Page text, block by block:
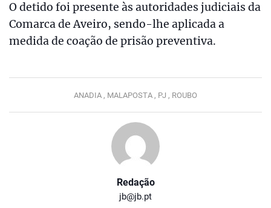
Redação
jb@jb.pt
O detido foi presente às autoridades judiciais da
Comarca de Aveiro, sendo-lhe aplicada a
medida de coação de prisão preventiva.
ANADIA , MALAPOSTA , PJ , ROUBO